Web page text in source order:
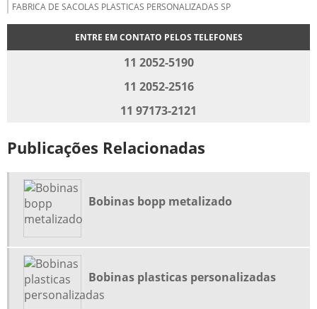
FABRICA DE SACOLAS PLASTICAS PERSONALIZADAS SP
FABRICANTE DE SACOS PLÁSTICOS
FORNECEDORES DE BOBINAS PLASTICAS
INDUSTRIA DE SACOLAS PERSONALIZADAS
SACO COM FITA ADESIVA
SACOLA ALÇA CAMISETA
SACOLA ALÇA FITA
SACOLA ALÇA FITA PERSONALIZADA
SACOLA ALÇA VAZADA PERSONALIZADA
ENTRE EM CONTATO PELOS TELEFONES
11 2052-5190
11 2052-2516
11 97173-2121
Publicações Relacionadas
Bobinas bopp metalizado
Bobinas plasticas personalizadas